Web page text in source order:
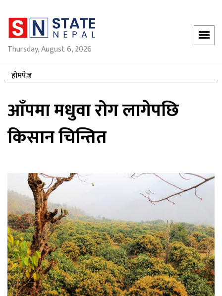
Thursday, August 6, 2026
होमपेज
आँपमा मधुवा रोग लागेपछि
किसान चिन्तित